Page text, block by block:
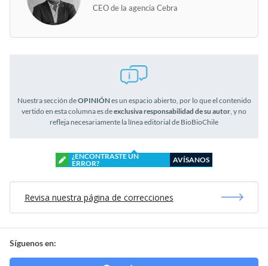
CEO de la agencia Cebra
Nuestra sección deOPINIÓNes un espacio abierto, por lo que el contenido
vertido en esta columna es deexclusiva responsabilidad de su autor , y no
refleja necesariamente la línea editorial de BioBioChile
¿ENCONTRASTE UN
ERROR?
AVÍSANOS
Revisa nuestra página de correcciones
Síguenos en: